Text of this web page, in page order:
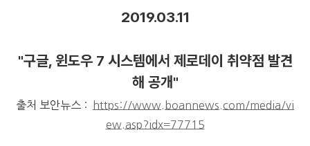
2019.03.11
"구글, 윈도우 7 시스템에서 제로데이 취약점 발견
해 공개"
출처 보안뉴스 :
https://www.boannews.com/media/vi
ew.asp?idx=77715